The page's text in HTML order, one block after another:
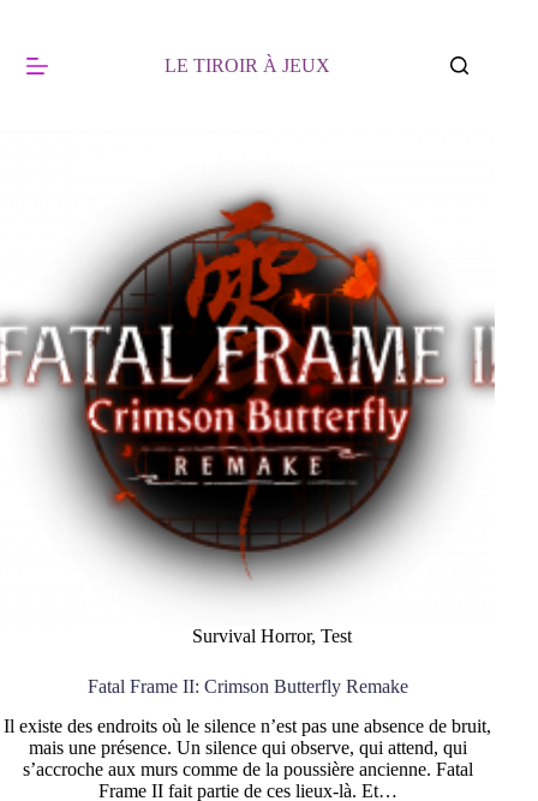
LE TIROIR À JEUX
Survival Horror, Test
Fatal Frame II: Crimson Butterfly Remake
Il existe des endroits où le silence n’est pas une absence de bruit,
mais une présence. Un silence qui observe, qui attend, qui
s’accroche aux murs comme de la poussière ancienne. Fatal
Frame II fait partie de ces lieux-là. Et…